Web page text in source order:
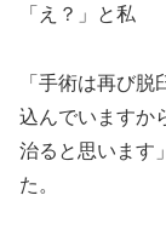
「え？」と私
「手術は再び
込んでいますか
治ると思います
た。